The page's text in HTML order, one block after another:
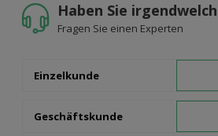
Haben Sie
Fragen Sie einen Experten
Einzelkunde
Geschäftskunde